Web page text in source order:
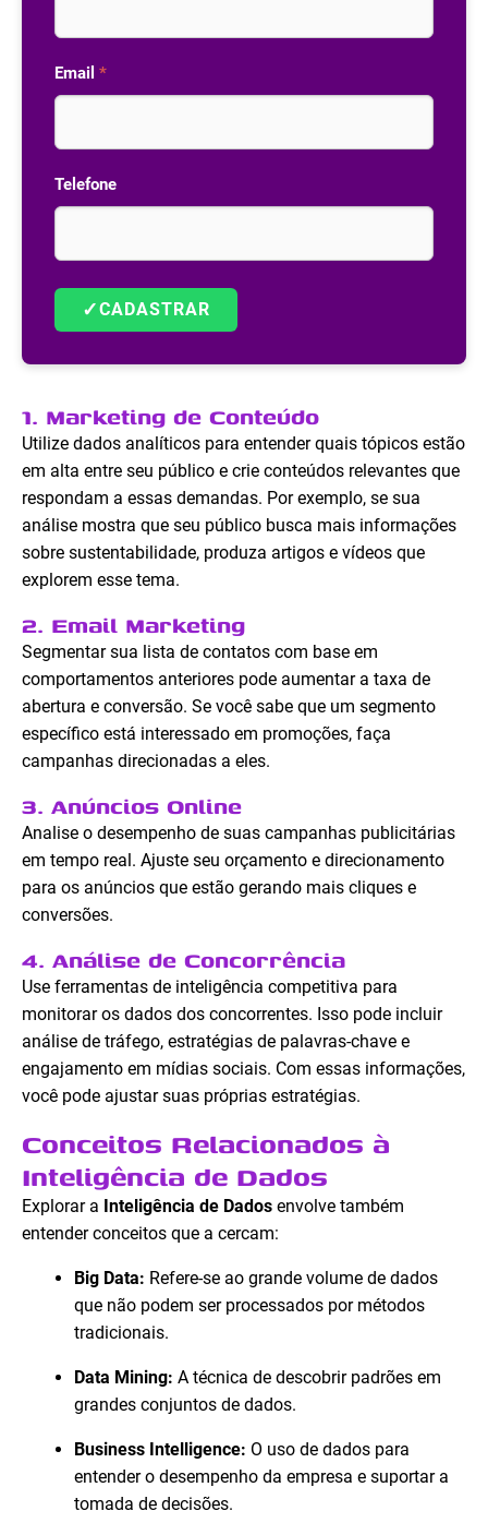
Email *
Telefone
✓CADASTRAR
1. Marketing de Conteúdo
Utilize dados analíticos para entender quais tópicos estão
em alta entre seu público e crie conteúdos relevantes que
respondam a essas demandas. Por exemplo, se sua
análise mostra que seu público busca mais informações
sobre sustentabilidade, produza artigos e vídeos que
explorem esse tema.
2. Email Marketing
Segmentar sua lista de contatos com base em
comportamentos anteriores pode aumentar a taxa de
abertura e conversão. Se você sabe que um segmento
específico está interessado em promoções, faça
campanhas direcionadas a eles.
3. Anúncios Online
Analise o desempenho de suas campanhas publicitárias
em tempo real. Ajuste seu orçamento e direcionamento
para os anúncios que estão gerando mais cliques e
conversões.
4. Análise de Concorrência
Use ferramentas de inteligência competitiva para
monitorar os dados dos concorrentes. Isso pode incluir
análise de tráfego, estratégias de palavras-chave e
engajamento em mídias sociais. Com essas informações,
você pode ajustar suas próprias estratégias.
Conceitos Relacionados à
Inteligência de Dados
Explorar a Inteligência de Dados envolve também
entender conceitos que a cercam:
Big Data: Refere-se ao grande volume de dados
que não podem ser processados por métodos
tradicionais.
Data Mining: A técnica de descobrir padrões em
grandes conjuntos de dados.
Business Intelligence: O uso de dados para
entender o desempenho da empresa e suportar a
tomada de decisões.